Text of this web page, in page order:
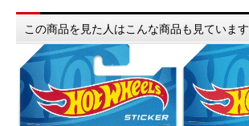
この商品を見た人はこんな商品も見ています